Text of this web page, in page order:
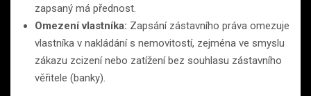
zapsaný má přednost.
Omezení vlastníka: Zapsání zástavního práva omezuje
vlastníka v nakládání s nemovitostí, zejména ve smyslu
zákazu zcizení nebo zatížení bez souhlasu zástavního
věřitele (banky).